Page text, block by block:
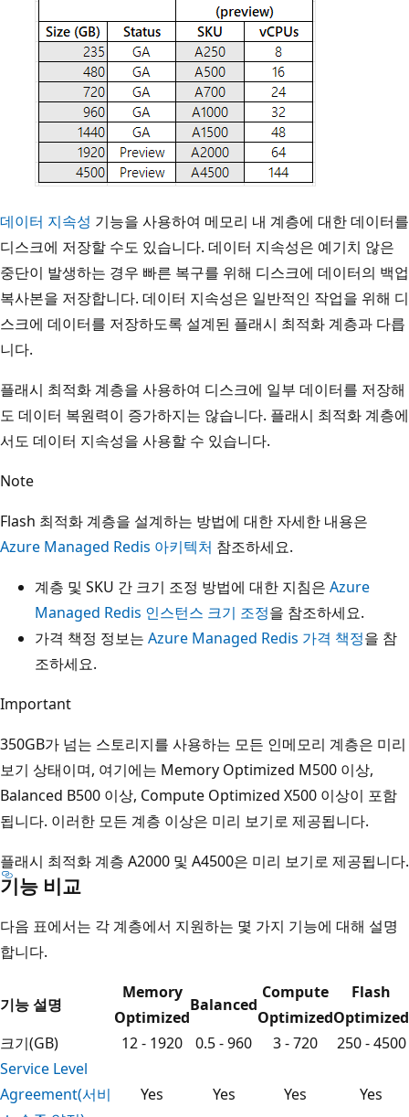
데이터 지속성 기능을 사용하여 메모리 내 계층에 대한 데이터를
디스크에 저장할 수도 있습니다. 데이터 지속성은 예기치 않은
중단이 발생하는 경우 빠른 복구를 위해 디스크에 데이터의 백업
복사본을 저장합니다. 데이터 지속성은 일반적인 작업을 위해 디
스크에 데이터를 저장하도록 설계된 플래시 최적화 계층과 다릅
니다.
플래시 최적화 계층을 사용하여 디스크에 일부 데이터를 저장해
도 데이터 복원력이 증가하지는 않습니다. 플래시 최적화 계층에
서도 데이터 지속성을 사용할 수 있습니다.
Note
Flash 최적화 계층을 설계하는 방법에 대한 자세한 내용은
Azure Managed Redis 아키텍처 참조하세요.
계층 및 SKU 간 크기 조정 방법에 대한 지침은 Azure
Managed Redis 인스턴스 크기 조정을 참조하세요.
가격 책정 정보는 Azure Managed Redis 가격 책정을 참
조하세요.
Important
350GB가 넘는 스토리지를 사용하는 모든 인메모리 계층은 미리
보기 상태이며, 여기에는 Memory Optimized M500 이상,
Balanced B500 이상, Compute Optimized X500 이상이 포함
됩니다. 이러한 모든 계층 이상은 미리 보기로 제공됩니다.
플래시 최적화 계층 A2000 및 A4500은 미리 보기로 제공됩니다.
기능 비교
다음 표에서는 각 계층에서 지원하는 몇 가지 기능에 대해 설명
합니다.
기능 설명
Memory
Optimized
Balanced
Compute
Optimized
Flash
Optimized
크기(GB)
12 - 1920 0.5 - 960 3 - 720
250 - 4500
Service Level
Agreement(서비
Yes Yes Yes Yes